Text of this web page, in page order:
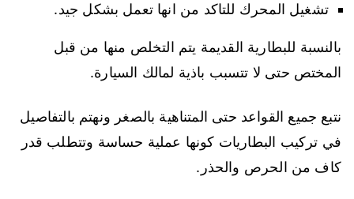
تشغيل المحرك للتاكد من انها تعمل بشكل جيد.
بالنسبة للبطارية القديمة يتم التخلص منها من قبل
المختص حتى لا تتسبب باذية لمالك السيارة.
نتبع جميع القواعد حتى المتناهية بالصغر ونهتم بالتفاصيل
في تركيب البطاريات كونها عملية حساسة وتتطلب قدر
كاف من الحرص والحذر.